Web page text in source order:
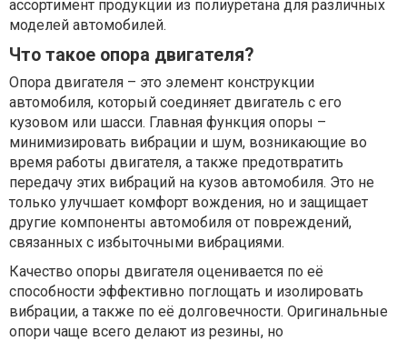
ассортимент продукции из полиуретана для различных
моделей автомобилей.
Что такое опора двигателя?
Опора двигателя – это элемент конструкции
автомобиля, который соединяет двигатель с его
кузовом или шасси. Главная функция опоры –
минимизировать вибрации и шум, возникающие во
время работы двигателя, а также предотвратить
передачу этих вибраций на кузов автомобиля. Это не
только улучшает комфорт вождения, но и защищает
другие компоненты автомобиля от повреждений,
связанных с избыточными вибрациями.
Качество опоры двигателя оценивается по её
способности эффективно поглощать и изолировать
вибрации, а также по её долговечности. Оригинальные
опори чаще всего делают из резины, но